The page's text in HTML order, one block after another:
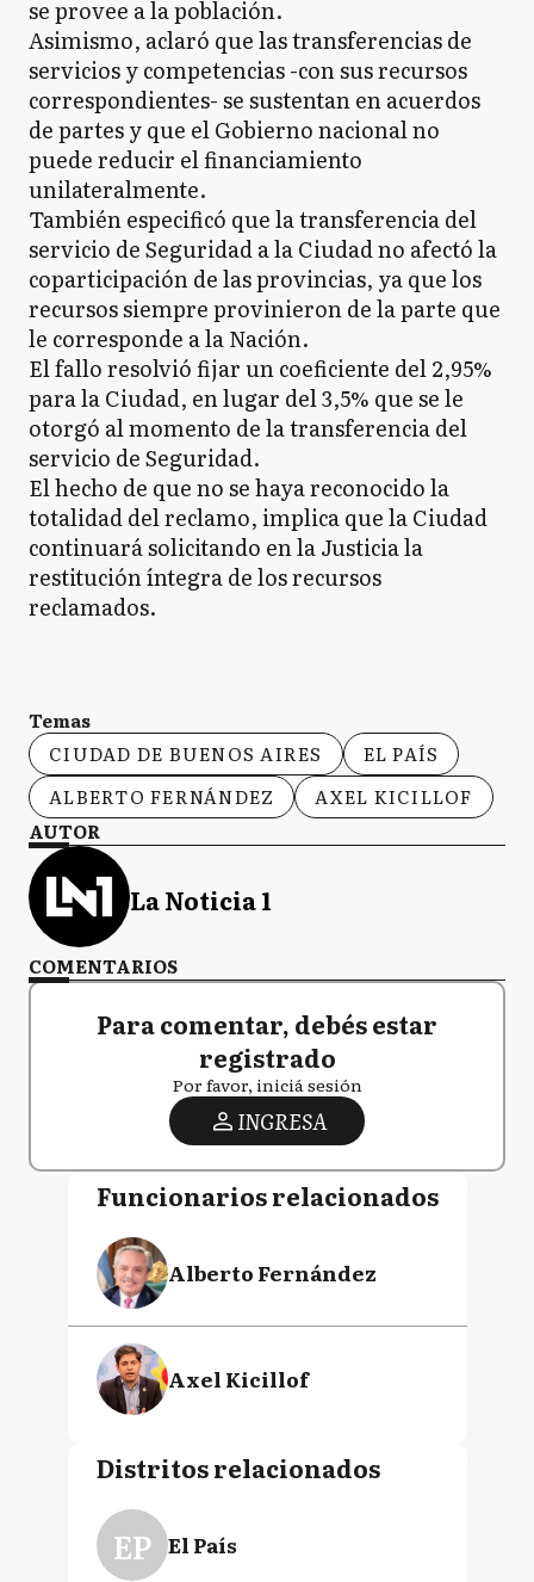
se provee a la población.
Asimismo, aclaró que las transferencias de
servicios y competencias -con sus recursos
correspondientes- se sustentan en acuerdos
de partes y que el Gobierno nacional no
puede reducir el financiamiento
unilateralmente.
También especificó que la transferencia del
servicio de Seguridad a la Ciudad no afectó la
coparticipación de las provincias, ya que los
recursos siempre provinieron de la parte que
le corresponde a la Nación.
El fallo resolvió fijar un coeficiente del 2,95%
para la Ciudad, en lugar del 3,5% que se le
otorgó al momento de la transferencia del
servicio de Seguridad.
El hecho de que no se haya reconocido la
totalidad del reclamo, implica que la Ciudad
continuará solicitando en la Justicia la
restitución íntegra de los recursos
reclamados.
Temas
CIUDAD DE BUENOS AIRES
EL PAÍS
ALBERTO FERNÁNDEZ
AXEL KICILLOF
AUTOR
La Noticia 1
COMENTARIOS
Para comentar, debés estar
registrado
Por favor, iniciá sesión
INGRESA
Funcionarios relacionados
Alberto Fernández
Axel Kicillof
Distritos relacionados
EP El País